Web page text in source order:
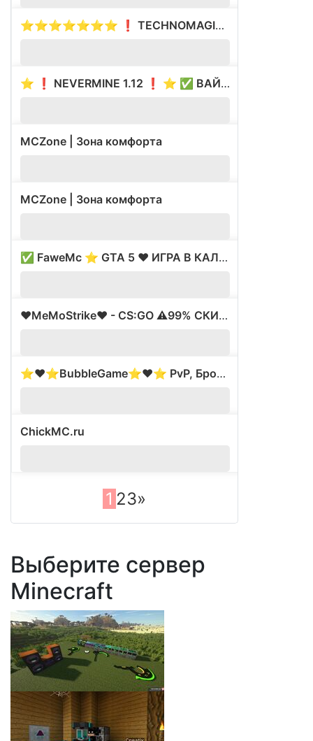
⭐⭐⭐⭐⭐⭐⭐ ❗ TECHNOMAGIC ❗ ⭐⭐⭐⭐⭐⭐⭐ ⚡ ВАЙП 10.08 ⚡
⭐ ❗ NEVERMINE 1.12 ❗ ⭐ ✅ ВАЙП 6.11 ✅
MCZone | Зона комфорта
MCZone | Зона комфорта
✅ FaweMc ⭐ GTA 5 ❤️ ИГРА В КАЛЬМАРА ⚡ ВАЙП ✅
❤️MeMoStrike❤️ - CS:GO ⚠️99% СКИДКИ⚠️
⭐️❤️⭐️BubbleGame⭐️❤️⭐️ PvP, Броня Бога ⭐ 1.8-1.16+
ChickMC.ru
1 23»
Выберите сервер
Minecraft